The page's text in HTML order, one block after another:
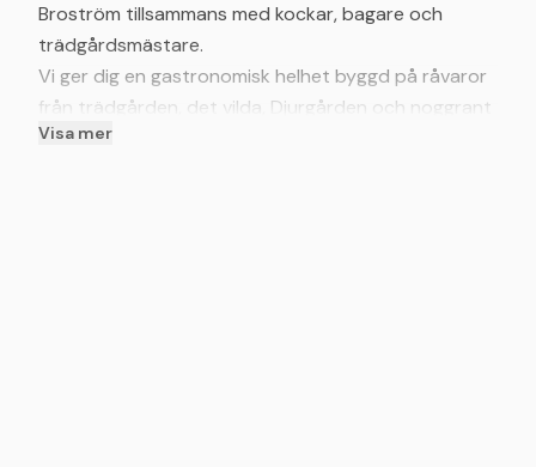
Broström tillsammans med kockar, bagare och
trädgårdsmästare.
Vi ger dig en gastronomisk helhet byggd på råvaror
från trädgården, det vilda, Djurgården och noggrant
utvalda lokala producenter.
Visa mer